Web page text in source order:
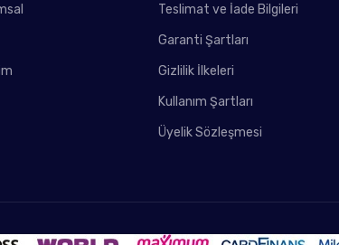
Teslimat ve İade Bilgileri
Garanti Şartları
Gizlilik İlkeleri
Kullanım Şartları
Üyelik Sözleşmesi